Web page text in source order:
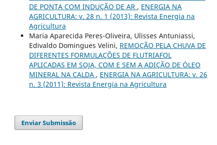
DE PONTA COM INDUÇÃO DE AR , ENERGIA NA
AGRICULTURA: v. 28 n. 1 (2013): Revista Energia na
Agricultura
Maria Aparecida Peres-Oliveira, Ulisses Antuniassi,
Edivaldo Domingues Velini, REMOÇÃO PELA CHUVA DE
DIFERENTES FORMULAÇÕES DE FLUTRIAFOL
APLICADAS EM SOJA, COM E SEM A ADIÇÃO DE ÓLEO
MINERAL NA CALDA , ENERGIA NA AGRICULTURA: v. 26
n. 3 (2011): Revista Energia na Agricultura
Enviar Submissão